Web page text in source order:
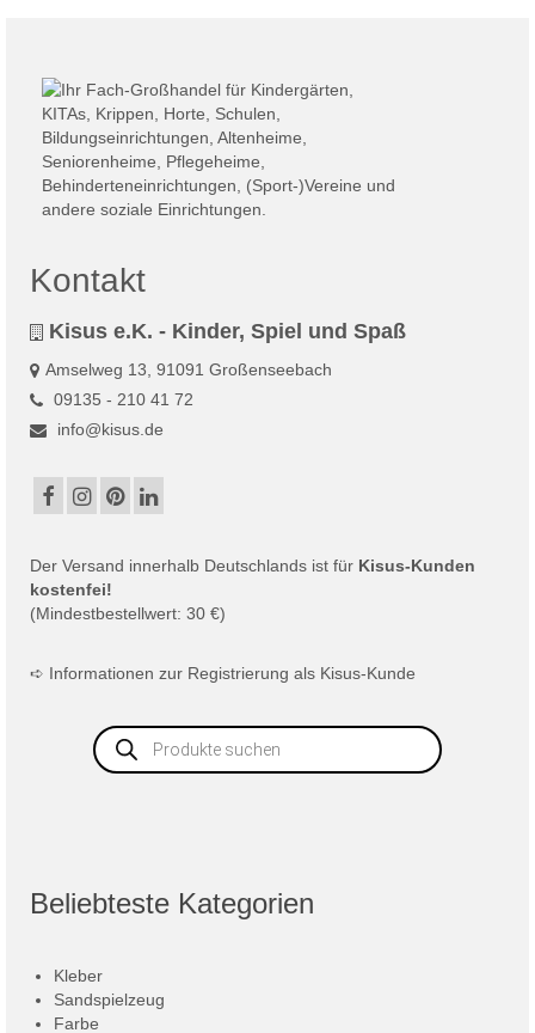
Kontakt
Kisus e.K. - Kinder, Spiel und Spaß
Amselweg 13, 91091 Großenseebach
09135 - 210 41 72
info@kisus.de
Der Versand innerhalb Deutschlands ist für Kisus-Kunden
kostenfei!
(Mindestbestellwert: 30 €)
➪ Informationen zur Registrierung als Kisus-Kunde
Products
search
Beliebteste Kategorien
Kleber
Sandspielzeug
Farbe